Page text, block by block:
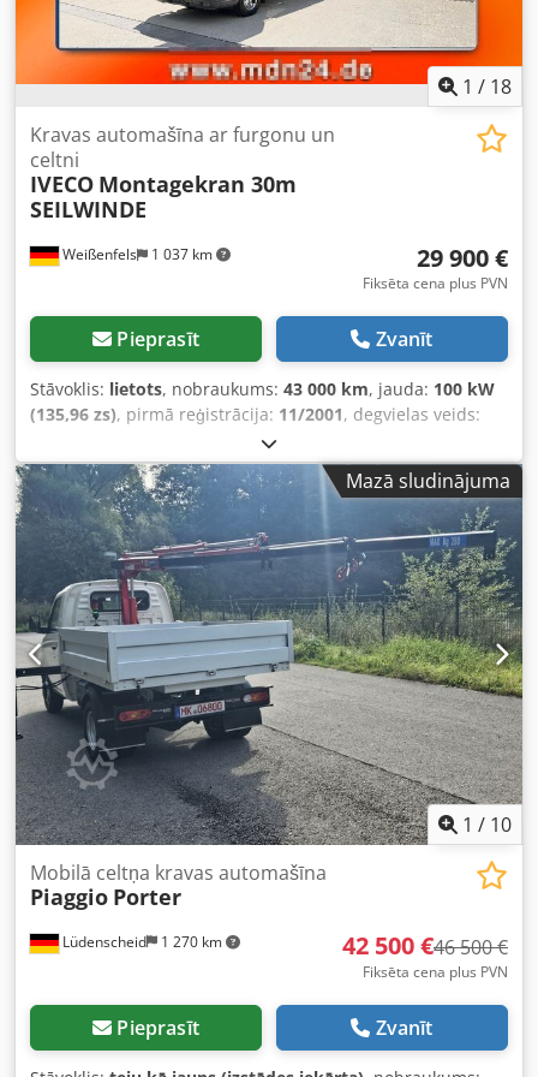
1 / 18
Weißenfels 1 037 km
Kravas automašīna ar furgonu un
celtni
IVECO Montagekran 30m
SEILWINDE
29 900 €
Fiksēta cena plus PVN
Pieprasīt Zvanīt
Stāvoklis: lietots, nobraukums: 43 000 km, jauda: 100 kW
(135,96 zs), pirmā reģistrācija: 11/2001, degvielas veids:
, kopējais svars:7 490 kg
pārnesuma veids:mehānisks, emisijas klase:Euro 6,
sēdvietu skaits:3, iekraušanas vietas platums:2 500 mm,
Ražošanas gads:2000 , Aprīkojums:
elektroniskā stabilitātes programma (ESP),
Mazā sludinājuma
1 / 10
Lüdenscheid 1 270 km
Mobilā celtņa kravas automašīna
Piaggio Porter
42 500 €46 500 €
Fiksēta cena plus PVN
Pieprasīt Zvanīt